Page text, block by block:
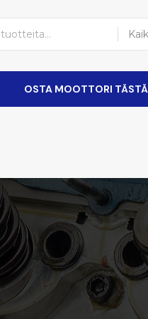
OSTA MOOTTORI TÄSTÄ